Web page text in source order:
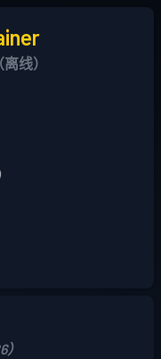
离线）